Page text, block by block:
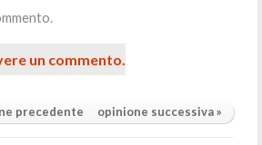
un commento.
precedente opinione successiva »